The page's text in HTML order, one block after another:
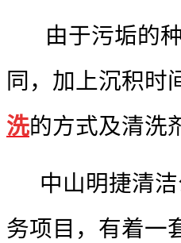
由于污垢的种
同，加上沉积时
洗的方式及清洗
中山明捷清
务项目，有着一